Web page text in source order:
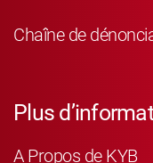
Chaîne de
Plus
A Propos de KYB